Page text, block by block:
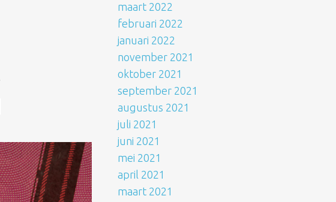
maart 2022
februari 2022
januari 2022
november 2021
oktober 2021
september 2021
augustus 2021
juli 2021
juni 2021
mei 2021
april 2021
maart 2021